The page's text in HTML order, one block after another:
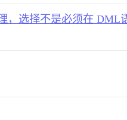
，选择不是必须在 DML